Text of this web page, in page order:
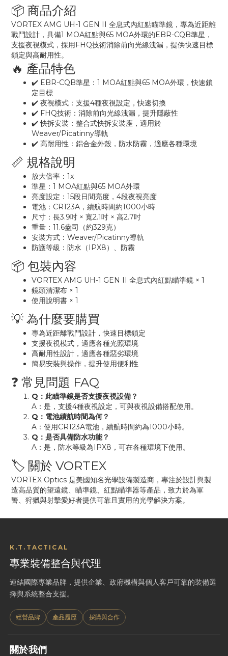
📦 商品介紹
VORTEX AMG UH-1 GEN II 全息式內紅點瞄準鏡，專為近距離
戰鬥設計，具備1 MOA紅點與65 MOA外環的EBR-CQB準星，
支援夜視模式，採用FHQ技術消除前向光線洩漏，提供快速目標
鎖定與高耐用性。
🔥 產品特色
✔️ EBR-CQB準星：1 MOA紅點與65 MOA外環，快速鎖
定目標
✔️ 夜視模式：支援4種夜視設定，快速切換
✔️ FHQ技術：消除前向光線洩漏，提升隱蔽性
✔️ 快拆安裝：整合式快拆安裝座，適用於
Weaver/Picatinny導軌
✔️ 高耐用性：鋁合金外殼，防水防霧，適應各種環境
📏 規格說明
放大倍率：1x
準星：1 MOA紅點與65 MOA外環
亮度設定：15段日間亮度，4段夜視亮度
電池：CR123A，續航時間約1000小時
尺寸：長3.9吋 × 寬2.1吋 × 高2.7吋
重量：11.6盎司（約329克）
安裝方式：Weaver/Picatinny導軌
防護等級：防水（IPX8）、防霧
📦 包裝內容
VORTEX AMG UH-1 GEN II 全息式內紅點瞄準鏡 × 1
鏡頭清潔布 × 1
使用說明書 × 1
💡 為什麼要購買
專為近距離戰鬥設計，快速目標鎖定
支援夜視模式，適應各種光照環境
高耐用性設計，適應各種惡劣環境
簡易安裝與操作，提升使用便利性
❓ 常見問題 FAQ
Q：此瞄準鏡是否支援夜視設備？
A：是，支援4種夜視設定，可與夜視設備搭配使用。
Q：電池續航時間為何？
A：使用CR123A電池，續航時間約為1000小時。
Q：是否具備防水功能？
A：是，防水等級為IPX8，可在各種環境下使用。
🏷 關於 VORTEX
VORTEX Optics 是美國知名光學設備製造商，專注於設計與製
造高品質的望遠鏡、瞄準鏡、紅點瞄準器等產品，致力於為軍
警、狩獵與射擊愛好者提供可靠且實用的光學解決方案。
K.T.TACTICAL
專業裝備整合與代理
連結國際專業品牌，提供企業、政府機構與個人客戶可靠的裝備選
擇與系統整合支援。
經營品牌 產品履歷 採購與合作
關於我們